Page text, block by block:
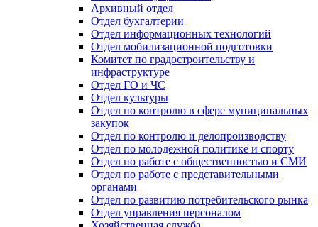
Архивный отдел
Отдел бухгалтерии
Отдел информационных технологий
Отдел мобилизационной подготовки
Комитет по градостроительству и
инфраструктуре
Отдел ГО и ЧС
Отдел культуры
Отдел по контролю в сфере муниципальных
закупок
Отдел по контролю и делопроизводству
Отдел по молодежной политике и спорту
Отдел по работе с общественностью и СМИ
Отдел по работе с представительными
органами
Отдел по развитию потребительского рынка
Отдел управления персоналом